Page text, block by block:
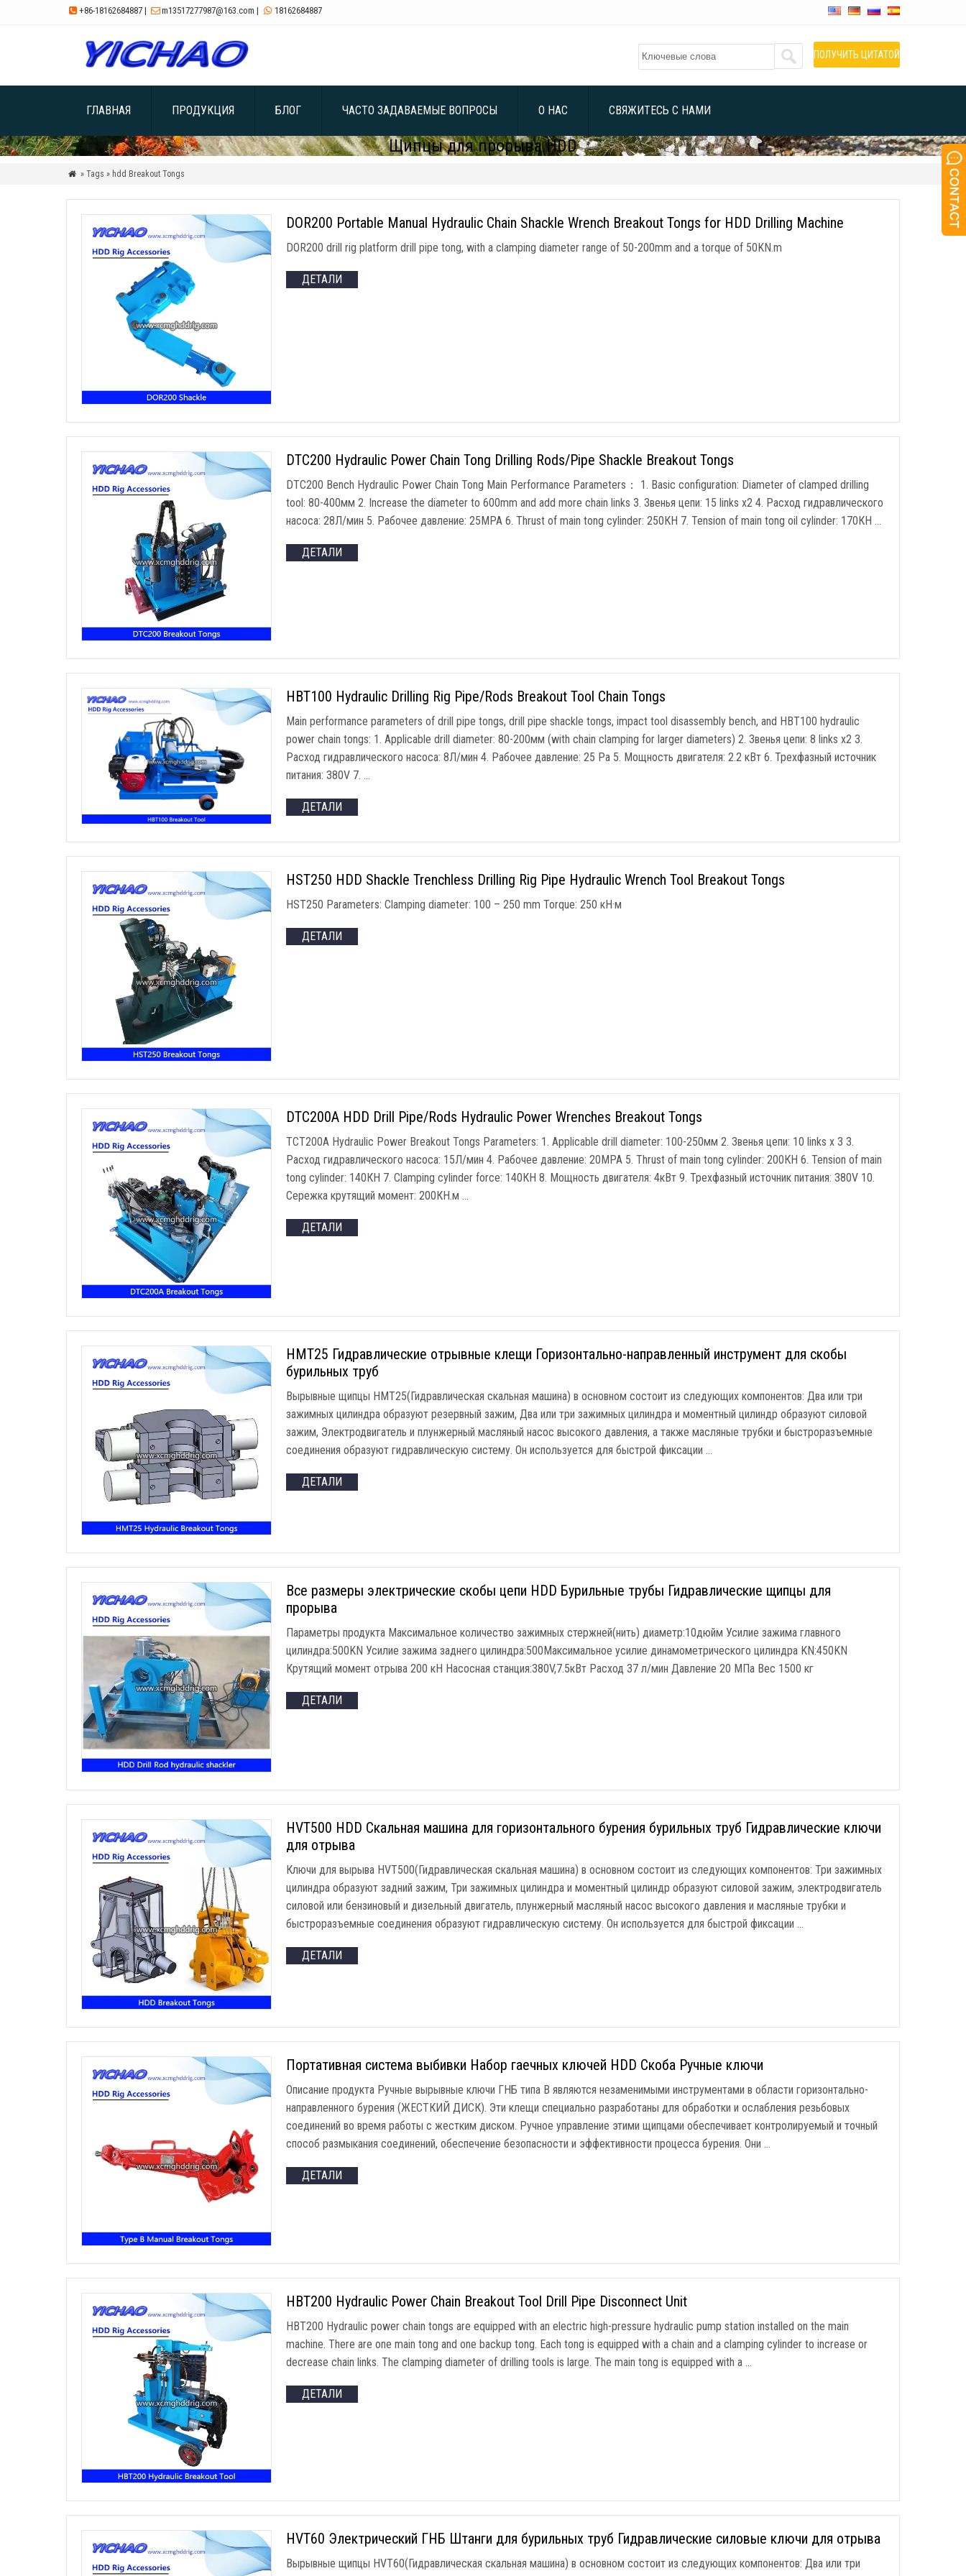
 +86-18162684887 | m13517277987@163.com |  18162684887
ПОЛУЧИТЬ ЦИТАТОЙ
ГЛАВНАЯ ПРОДУКЦИЯ БЛОГ ЧАСТО ЗАДАВАЕМЫЕ ВОПРОСЫ О НАС СВЯЖИТЕСЬ С НАМИ
Щипцы для прорыва HDD
 » Tags » hdd Breakout Tongs
DOR200 Portable Manual Hydraulic Chain Shackle Wrench Breakout Tongs for HDD Drilling Machine
DOR200 drill rig platform drill pipe tong,with a clamping diameter range of 50-200mm and a torque of 50KN.m
ДЕТАЛИ
DTC200 Hydraulic Power Chain Tong Drilling Rods/Pipe Shackle Breakout Tongs
DTC200 Bench Hydraulic Power Chain Tong Main Performance Parameters ： 1. Basic configuration: Diameter of clamped drilling
tool: 80-400мм 2. Increase the diameter to 600mm and add more chain links 3. Звенья цепи: 15links x2 4. Расход гидравлического
насоса: 28Л/мин 5. Рабочее давление: 25MPA 6.Thrust of main tong cylinder: 250КН 7.Tension of main tong oil cylinder: 170КН …
ДЕТАЛИ
HBT100 Hydraulic Drilling Rig Pipe/Rods Breakout Tool Chain Tongs
Main performance parameters of drill pipe tongs,drill pipe shackle tongs,impact tool disassembly bench,and HBT100 hydraulic
power chain tongs: 1.Applicable drill diameter: 80-200мм (with chain clamping for larger diameters) 2. Звенья цепи: 8 links x2 3.
Расход гидравлического насоса: 8Л/мин 4. Рабочее давление: 25 Pa 5. Мощность двигателя: 2.2 кВт 6. Трехфазный источник
питания: 380V 7. …
ДЕТАЛИ
HST250 HDD Shackle Trenchless Drilling Rig Pipe Hydraulic Wrench Tool Breakout Tongs
HST250 Parameters:Clamping diameter: 100 – 250mm Torque: 250 кН·м
ДЕТАЛИ
DTC200A HDD Drill Pipe/Rods Hydraulic Power Wrenches Breakout Tongs
TCT200A Hydraulic Power Breakout Tongs Parameters: 1.Applicable drill diameter: 100-250мм 2. Звенья цепи: 10links x 3 3.
Расход гидравлического насоса: 15Л/мин 4. Рабочее давление: 20MPA 5.Thrust of main tong cylinder: 200КН 6.Tension of main
tong cylinder: 140КН 7.Clamping cylinder force: 140КН 8. Мощность двигателя: 4кВт 9. Трехфазный источник питания: 380V 10.
Сережка крутящий момент: 200КН.м …
ДЕТАЛИ
HMT25 Гидравлические отрывные клещи Горизонтально-направленный инструмент для скобы
бурильных труб
Вырывные щипцы HMT25(Гидравлическая скальная машина) в основном состоит из следующих компонентов: Два или три
зажимных цилиндра образуют резервный зажим, Два или три зажимных цилиндра и моментный цилиндр образуют силовой
зажим, Электродвигатель и плунжерный масляный насос высокого давления, а также масляные трубки и быстроразъемные
соединения образуют гидравлическую систему. Он используется для быстрой фиксации …
ДЕТАЛИ
Все размеры электрические скобы цепи HDD Бурильные трубы Гидравлические щипцы для
прорыва
Параметры продукта Максимальное количество зажимных стержней(нить) диаметр:10дюйм Усилие зажима главного
цилиндра:500KN Усилие зажима заднего цилиндра:500Максимальное усилие динамометрического цилиндра KN:450KN
Крутящий момент отрыва 200 кН Насосная станция:380V,7.5кВт Расход 37 л/мин Давление 20 МПа Вес 1500 кг
ДЕТАЛИ
HVT500 HDD Скальная машина для горизонтального бурения бурильных труб Гидравлические ключи
для отрыва
Ключи для вырыва HVT500(Гидравлическая скальная машина) в основном состоит из следующих компонентов: Три зажимных
цилиндра образуют задний зажим, Три зажимных цилиндра и моментный цилиндр образуют силовой зажим, электродвигатель
силовой или бензиновый и дизельный двигатель, плунжерный масляный насос высокого давления и масляные трубки и
быстроразъемные соединения образуют гидравлическую систему. Он используется для быстрой фиксации …
ДЕТАЛИ
Портативная система выбивки Набор гаечных ключей HDD Скоба Ручные ключи
Описание продукта Ручные вырывные ключи ГНБ типа B являются незаменимыми инструментами в области горизонтально-
направленного бурения (ЖЕСТКИЙ ДИСК). Эти клещи специально разработаны для обработки и ослабления резьбовых
соединений во время работы с жестким диском. Ручное управление этими щипцами обеспечивает контролируемый и точный
способ размыкания соединений, обеспечение безопасности и эффективности процесса бурения. Они …
ДЕТАЛИ
HBT200 Hydraulic Power Chain Breakout Tool Drill Pipe Disconnect Unit
HBT200 Hydraulic power chain tongs are equipped with an electric high-pressure hydraulic pump station installed on the main
machine.There are one main tong and one backup tong. Each tong is equipped with a chain and a clamping cylinder to increase or
decrease chain links.The clamping diameter of drilling tools is large.The main tong is equipped with a …
ДЕТАЛИ
HVT60 Электрический ГНБ Штанги для бурильных труб Гидравлические силовые ключи для отрыва
Вырывные щипцы HVT60(Гидравлическая скальная машина) в основном состоит из следующих компонентов: Два или три